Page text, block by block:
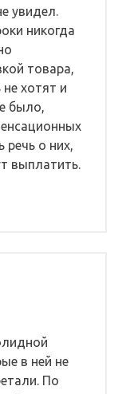
увидел.
никогда
товара,
хотят и
было,
о них,
выплатить.
в ней не
По